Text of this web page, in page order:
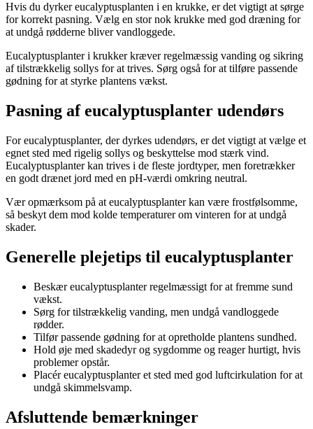
Hvis du dyrker eucalyptusplanten i en krukke, er det vigtigt at sørge
for korrekt pasning. Vælg en stor nok krukke med god dræning for
at undgå rødderne bliver vandloggede.
Eucalyptusplanter i krukker kræver regelmæssig vanding og sikring
af tilstrækkelig sollys for at trives. Sørg også for at tilføre passende
gødning for at styrke plantens vækst.
Pasning af eucalyptusplanter udendørs
For eucalyptusplanter, der dyrkes udendørs, er det vigtigt at vælge et
egnet sted med rigelig sollys og beskyttelse mod stærk vind.
Eucalyptusplanter kan trives i de fleste jordtyper, men foretrækker
en godt drænet jord med en pH-værdi omkring neutral.
Vær opmærksom på at eucalyptusplanter kan være frostfølsomme,
så beskyt dem mod kolde temperaturer om vinteren for at undgå
skader.
Generelle plejetips til eucalyptusplanter
Beskær eucalyptusplanter regelmæssigt for at fremme sund
vækst.
Sørg for tilstrækkelig vanding, men undgå vandloggede
rødder.
Tilfør passende gødning for at opretholde plantens sundhed.
Hold øje med skadedyr og sygdomme og reager hurtigt, hvis
problemer opstår.
Placér eucalyptusplanter et sted med god luftcirkulation for at
undgå skimmelsvamp.
Afsluttende bemærkninger